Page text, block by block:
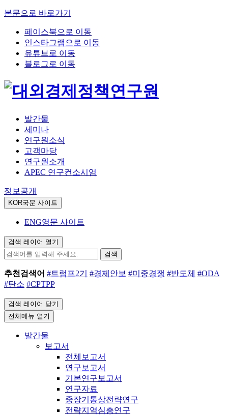
본문으로 바로가기
페이스북으로 이동
인스타그램으로 이동
유튜브로 이동
블로그로 이동
발간물
세미나
연구원소식
고객마당
연구원소개
APEC 연구컨소시엄
정보공개
KOR국문 사이트
ENG영문 사이트
검색 레이어 열기
검색
추천검색어 #트럼프2기 #경제안보 #미중경쟁 #반도체 #ODA
#탄소 #CPTPP
검색 레이어 닫기
전체메뉴 열기
발간물
보고서
전체보고서
연구보고서
기본연구보고서
연구자료
중장기통상전략연구
전략지역심층연구